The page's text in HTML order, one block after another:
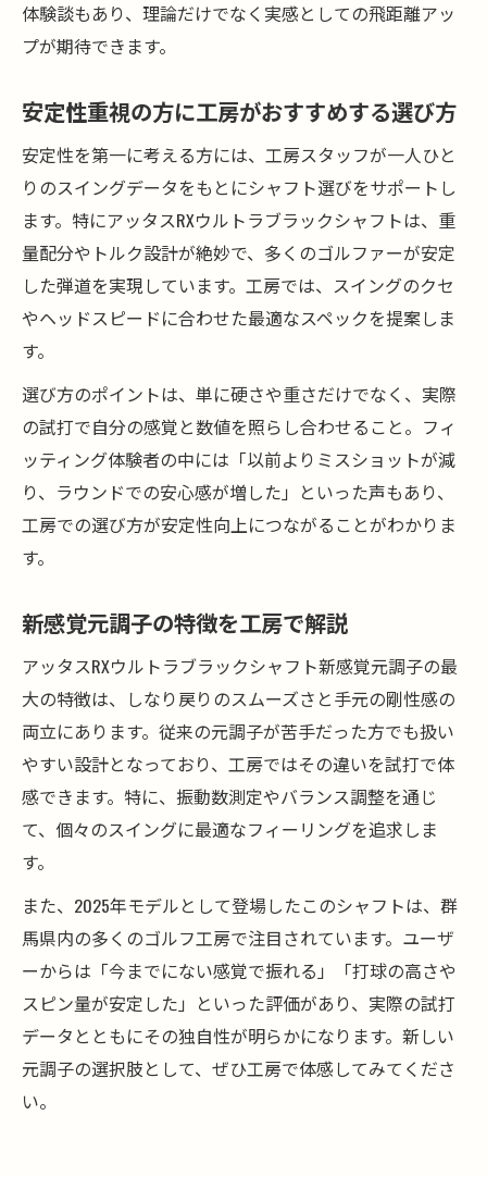
体験談もあり、理論だけでなく実感としての飛距離アッ
プが期待できます。
安定性重視の方に工房がおすすめする選び方
安定性を第一に考える方には、工房スタッフが一人ひと
りのスイングデータをもとにシャフト選びをサポートし
ます。特にアッタスRXウルトラブラックシャフトは、重
量配分やトルク設計が絶妙で、多くのゴルファーが安定
した弾道を実現しています。工房では、スイングのクセ
やヘッドスピードに合わせた最適なスペックを提案しま
す。
選び方のポイントは、単に硬さや重さだけでなく、実際
の試打で自分の感覚と数値を照らし合わせること。フィ
ッティング体験者の中には「以前よりミスショットが減
り、ラウンドでの安心感が増した」といった声もあり、
工房での選び方が安定性向上につながることがわかりま
す。
新感覚元調子の特徴を工房で解説
アッタスRXウルトラブラックシャフト新感覚元調子の最
大の特徴は、しなり戻りのスムーズさと手元の剛性感の
両立にあります。従来の元調子が苦手だった方でも扱い
やすい設計となっており、工房ではその違いを試打で体
感できます。特に、振動数測定やバランス調整を通じ
て、個々のスイングに最適なフィーリングを追求しま
す。
また、2025年モデルとして登場したこのシャフトは、群
馬県内の多くのゴルフ工房で注目されています。ユーザ
ーからは「今までにない感覚で振れる」「打球の高さや
スピン量が安定した」といった評価があり、実際の試打
データとともにその独自性が明らかになります。新しい
元調子の選択肢として、ぜひ工房で体感してみてくださ
い。